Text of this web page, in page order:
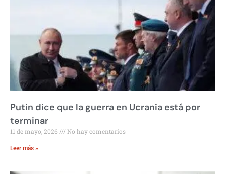
Putin dice que la guerra en Ucrania está por
terminar
11 de mayo, 2026 No hay comentarios
Leer más »